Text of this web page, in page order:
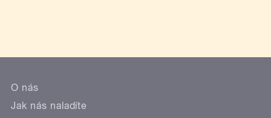
O nás
Jak nás naladíte